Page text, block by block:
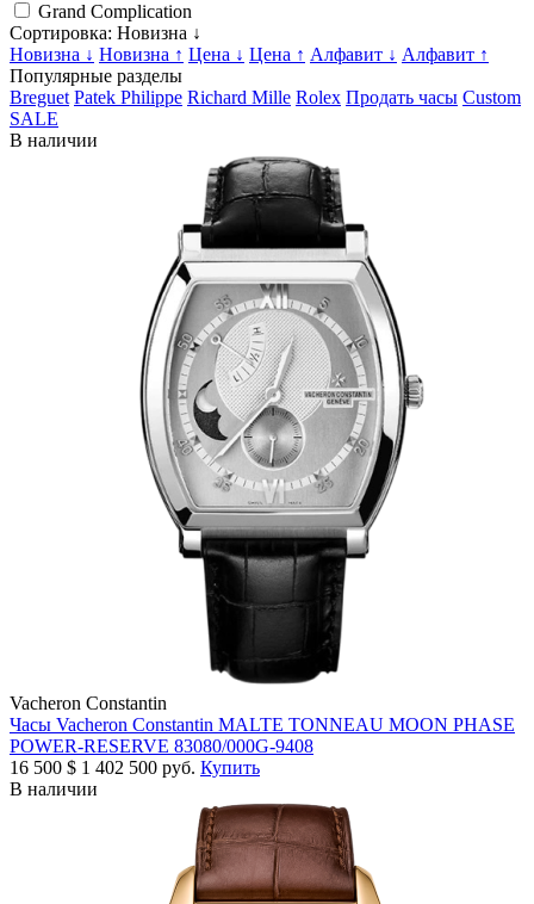
Grand Complication
Сортировка: Новизна ↓
Новизна ↓ Новизна ↑ Цена ↓ Цена ↑ Алфавит ↓ Алфавит ↑
Популярные разделы
Breguet Patek Philippe Richard Mille Rolex Продать часы Custom
SALE
В наличии
Vacheron Constantin
Часы Vacheron Constantin MALTE TONNEAU MOON PHASE
POWER-RESERVE 83080/000G-9408
16 500 $ 1 402 500 руб. Купить
В наличии